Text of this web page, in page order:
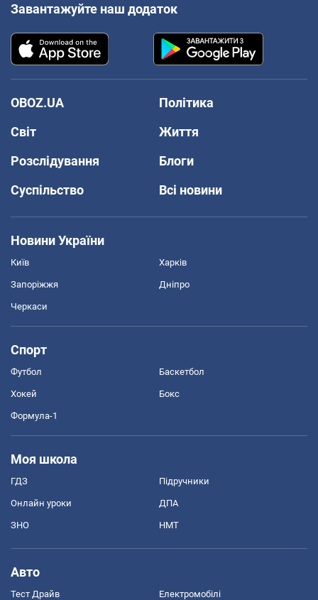
Завантажуйте наш додаток
OBOZ.UA
Політика
Світ
Життя
Розслідування
Блоги
Суспільство
Всі новини
Новини України
Київ Харків
Запоріжжя Дніпро
Черкаси
Спорт
Футбол Баскетбол
Хокей Бокс
Формула-1
Моя школа
ГДЗ Підручники
Онлайн уроки ДПА
ЗНО НМТ
Авто
Тест Драйв Електромобілі